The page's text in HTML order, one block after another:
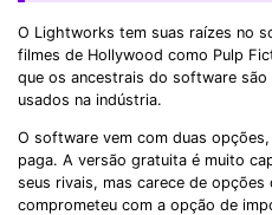
O Lightworks tem suas raízes no
filmes de Hollywood como Pulp
que os ancestrais do software
usados ​​na indústria.
O software vem com duas
paga. A versão gratuita é muito
seus rivais, mas carece de
comprometeu com a opção de